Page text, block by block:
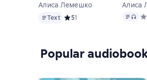
Алиса Лемешко
TextText Средний рейтинг 5 на
51
Алиса
Text,
Popular